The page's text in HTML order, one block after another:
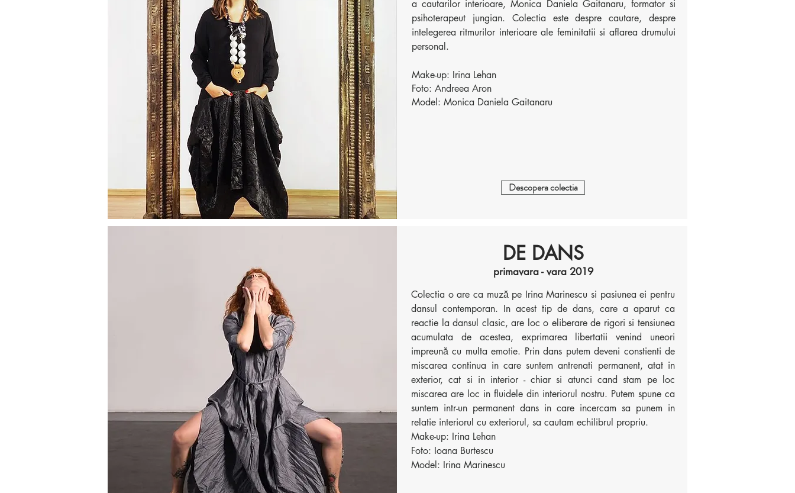
a cautarilor interioare, Monica Daniela Gaitanaru, formator si
psihoterapeut jungian. Colectia este despre cautare, despre
intelegerea ritmurilor interioare ale feminitatii si aflarea drumului
personal.
Make-up: Irina Lehan
Foto: Andreea Aron
Model: Monica Daniela Gaitanaru
DE DANS
primavara - vara 2019
Descopera colectia
Colectia o are ca muză pe Irina Marinescu si pasiunea ei pentru
dansul contemporan. In acest tip de dans, care a aparut ca
reactie la dansul clasic, are loc o eliberare de rigori si tensiunea
acumulata de acestea, exprimarea libertatii venind uneori
impreună cu multa emotie. Prin dans putem deveni constienti de
miscarea continua in care suntem antrenati permanent, atat in
exterior, cat si in interior - chiar si atunci cand stam pe loc
miscarea are loc in fluidele din interiorul nostru. Putem spune ca
suntem intr-un permanent dans in care incercam sa punem in
relatie interiorul cu exteriorul, sa cautam echilibrul propriu.
Make-up: Irina Lehan
Foto: Ioana Burtescu
Model: Irina Marinescu